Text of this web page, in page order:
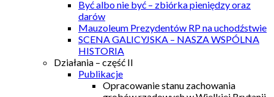
Być albo nie być – zbiórka pieniędzy oraz
darów
Mauzoleum Prezydentów RP na uchodźstwie
SCENA GALICYJSKA – NASZA WSPÓLNA
HISTORIA
Działania – część II
Publikacje
Opracowanie stanu zachowania